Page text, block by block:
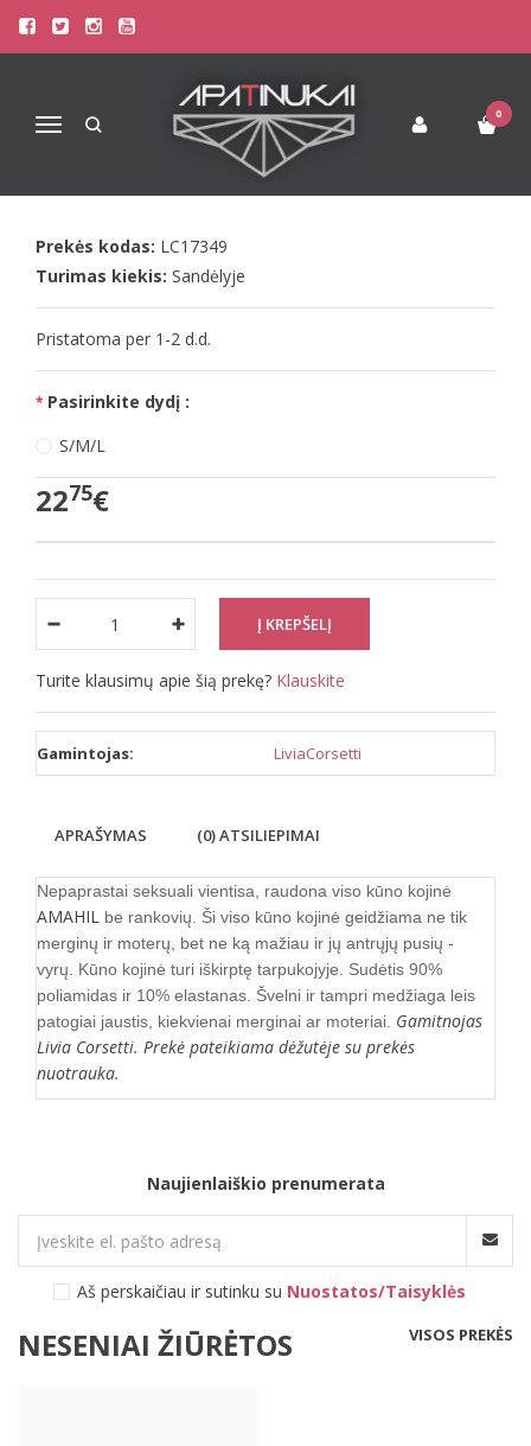
Navigacija
0
Pagrindinis
Apatinis Trikotažas Moterims
Seksualūs Moteriški Apatiniai
LIVCO SEKSUALI RAUDONA VISO
KŪNO KOJINĖ AMAHIL
Prekės kodas: LC17349
Turimas kiekis: Sandėlyje
Pristatoma per 1-2 d.d.
Pasirinkite dydį :
S/M/L
2275€
Turite klausimų apie šią prekę? Klauskite
Gamintojas: LiviaCorsetti
APRAŠYMAS (0) ATSILIEPIMAI
Nepaprastai seksuali vientisa, raudona viso kūno kojinė
AMAHIL be rankovių. Ši viso kūno kojinė geidžiama ne tik
merginų ir moterų, bet ne ką mažiau ir jų antrųjų pusių -
vyrų.
Kūno kojinė turi iškirptę tarpukojyje. Sudėtis 90%
poliamidas ir 10% elastanas. Švelni ir tampri medžiaga leis
patogiai jaustis, kiekvienai merginai ar moteriai. Gamitnojas
Livia Corsetti. Prekė pateikiama dėžutėje su prekės
nuotrauka.
Naujienlaiškio prenumerata
Aš perskaičiau ir sutinku su Nuostatos/Taisyklės
NESENIAI ŽIŪRĖTOS VISOS PREKĖS